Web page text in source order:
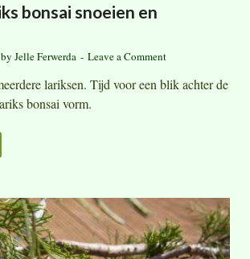
bonsai snoeien en
by Jelle Ferwerda - Leave a Comment
lariksen. Tijd voor een blik achter de
bonsai vorm.